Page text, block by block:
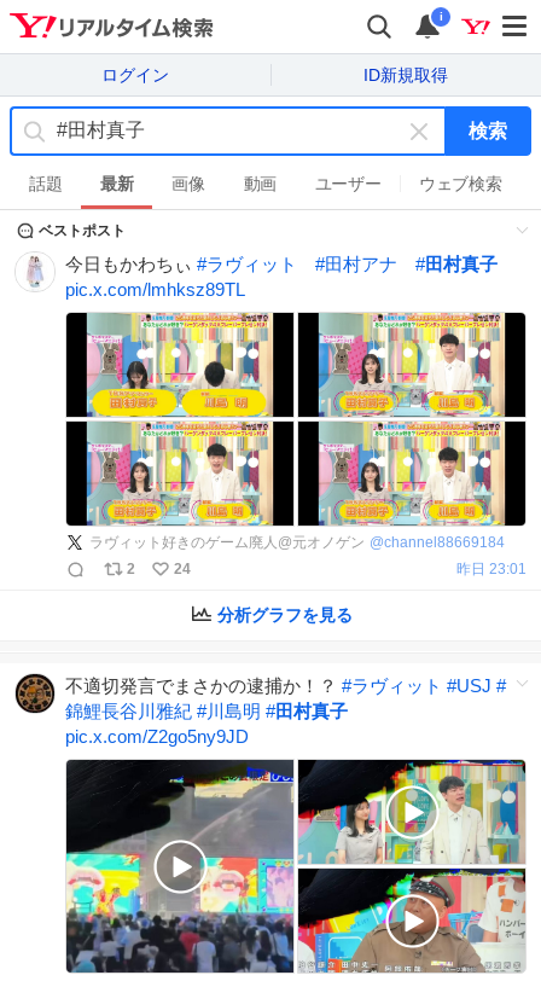
i
ログイン ID新規取得
キ
ー
ワ
ド
消
す
検索
話題 最新 画像 動画 ユーザー ウェブ検索
ベストポスト
今日もかわちぃ #ラヴィット #田村アナ #田村真子
pic.x.com/lmhksz89TL
ラヴィット好きのゲーム廃人@元オノゲン @channel88669184
2
24 昨日 23:01
分析グラフを見る
不適切発言でまさかの逮捕か！？ #ラヴィット #USJ #
錦鯉長谷川雅紀 #川島明 #田村真子
pic.x.com/Z2go5ny9JD